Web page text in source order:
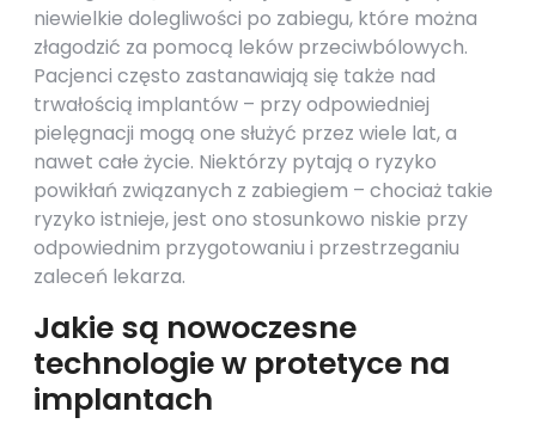
niewielkie dolegliwości po zabiegu, które można
złagodzić za pomocą leków przeciwbólowych.
Pacjenci często zastanawiają się także nad
trwałością implantów – przy odpowiedniej
pielęgnacji mogą one służyć przez wiele lat, a
nawet całe życie. Niektórzy pytają o ryzyko
powikłań związanych z zabiegiem – chociaż takie
ryzyko istnieje, jest ono stosunkowo niskie przy
odpowiednim przygotowaniu i przestrzeganiu
zaleceń lekarza.
Jakie są nowoczesne
technologie w protetyce na
implantach